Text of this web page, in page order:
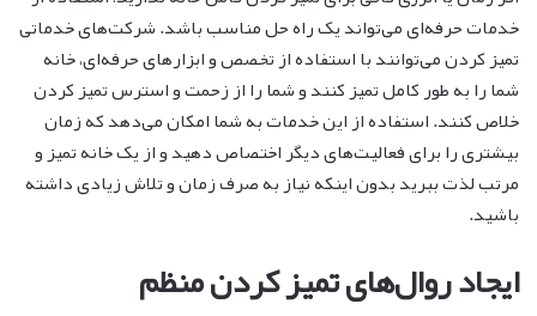
خدمات حرفه‌ای می‌تواند یک راه حل مناسب باشد. شرکت‌های خدماتی
تمیز کردن می‌توانند با استفاده از تخصص و ابزارهای حرفه‌ای، خانه
شما را به طور کامل تمیز کنند و شما را از زحمت و استرس تمیز کردن
خلاص کنند. استفاده از این خدمات به شما امکان می‌دهد که زمان
بیشتری را برای فعالیت‌های دیگر اختصاص دهید و از یک خانه تمیز و
مرتب لذت ببرید بدون اینکه نیاز به صرف زمان و تلاش زیادی داشته
باشید.
ایجاد روال‌های تمیز کردن منظم